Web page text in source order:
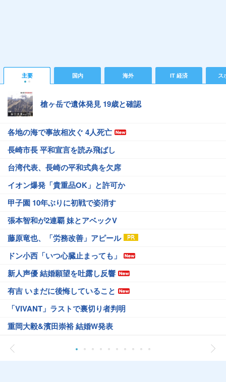
主要 国内 海外 IT 経済 ス
槍ヶ岳で遺体発見 19歳と確認
各地の海で事故相次ぐ 4人死亡
長崎市長 平和宣言を読み飛ばし
台湾代表、長崎の平和式典を欠席
イオン爆発「貴重品OK」と許可か
甲子園 10年ぶりに初戦で姿消す
張本智和が2連覇 妹とアベックV
藤原竜也、「労務改善」アピール
ドン小西「いつ心臓止まっても」
新人声優 結婚願望を吐露し反響
有吉 いまだに後悔していること
「VIVANT」ラストで裏切り者判明
重岡大毅&濱田崇裕 結婚W発表